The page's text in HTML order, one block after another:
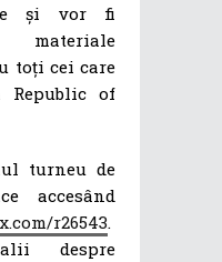
și vor fi
toți cei care
Republic of
turneu de
accesând
r26543.
despre